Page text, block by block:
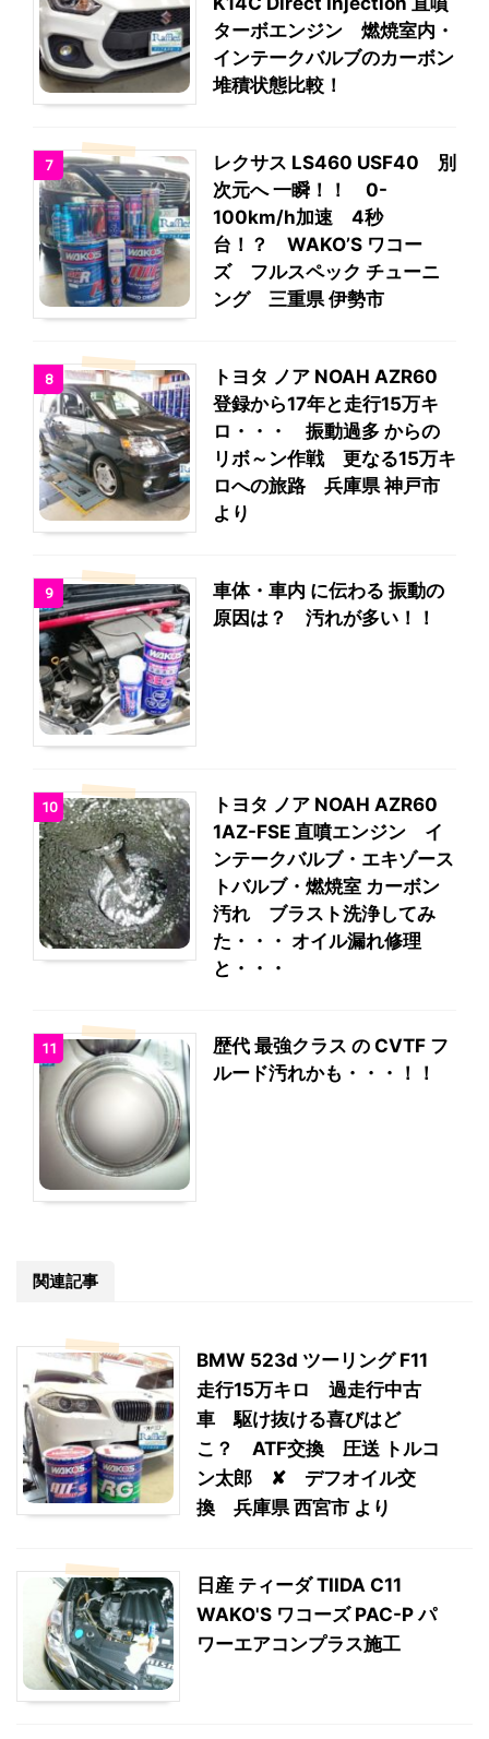
ターボエンジン 燃焼室内・
インテークバルブのカーボン
堆積状態比較！
7
レクサス LS460 USF40 別
次元へ 一瞬！！ 0-
100km/h加速 4秒
台！？ WAKO’S ワコー
ズ フルスペック チューニ
ング 三重県 伊勢市
8
トヨタ ノア NOAH AZR60
登録から17年と走行15万キ
ロ・・・ 振動過多 からの
リボ～ン作戦 更なる15万キ
ロへの旅路 兵庫県 神戸市
より
9
車体・車内 に伝わる 振動の
原因は？ 汚れが多い！！
10
トヨタ ノア NOAH AZR60
1AZ-FSE 直噴エンジン イ
ンテークバルブ・エキゾース
トバルブ・燃焼室 カーボン
汚れ ブラスト洗浄してみ
た・・・ オイル漏れ修理
と・・・
11
歴代 最強クラス の CVTF フ
ルード汚れかも・・・！！
関連記事
BMW 523d ツーリング F11
走行15万キロ 過走行中古
車 駆け抜ける喜びはど
こ？ ATF交換 圧送 トルコ
ン太郎 ✘ デフオイル交
換 兵庫県 西宮市 より
日産 ティーダ TIIDA C11
WAKO'S ワコーズ PAC-P パ
ワーエアコンプラス施工